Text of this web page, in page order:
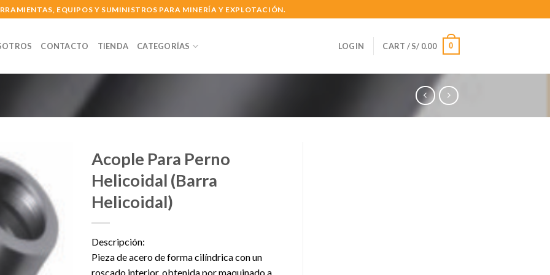
EQUIPOS Y SUMINISTROS PARA MINERÍA Y EXPLOTACIÓN.
CONTACTO TIENDA CATEGORÍAS LOGIN CART /S/ 0.00 0
Acople Para Perno
Helicoidal (Barra
Helicoidal)
Descripción:
Pieza de acero de forma cilíndrica con un
roscado interior, obtenida por maquinado a